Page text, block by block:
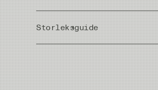
Model
Country of Origin
Gittfritt PU-foder
Storleksguide
Meter/Cm|Fot/Tum